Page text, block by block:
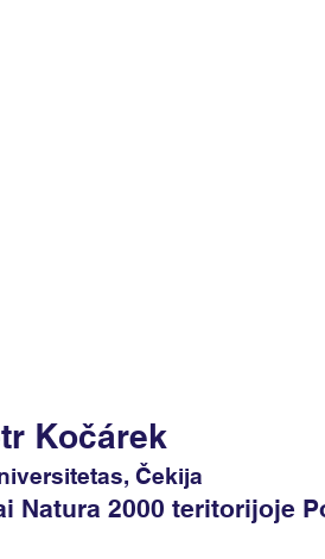
Kočárek
Čekija
Natura 2000 teritorijoje